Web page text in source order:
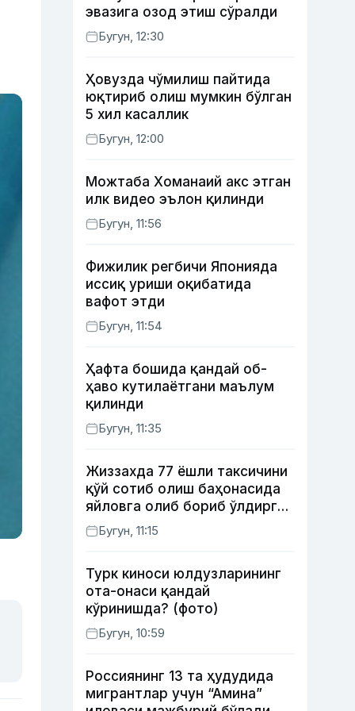
эвазига озод этиш сўралди
Бугун, 12:30
Ҳовузда чўмилиш пайтида
юқтириб олиш мумкин бўлган
5 хил касаллик
Бугун, 12:00
Можтаба Хоманаий акс этган
илк видео эълон қилинди
Бугун, 11:56
Фижилик регбичи Японияда
иссиқ уриши оқибатида
вафот этди
Бугун, 11:54
Ҳафта бошида қандай об-
ҳаво кутилаётгани маълум
қилинди
Бугун, 11:35
Жиззахда 77 ёшли таксичини
қўй сотиб олиш баҳонасида
яйловга олиб бориб ўлдирган
йигит 20 йилга қамалди
Бугун, 11:15
Турк киноси юлдузларининг
ота-онаси қандай
кўринишда? (фото)
Бугун, 10:59
Россиянинг 13 та ҳудудида
мигрантлар учун “Амина”